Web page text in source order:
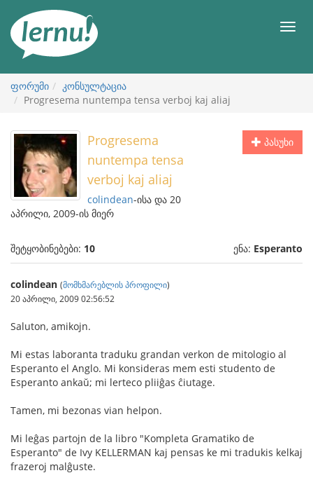
ნახვა
მენიუ
ფორუმი
კონსულტაცია
Progresema nuntempa tensa verboj kaj aliaj
პასუხი
Progresema
nuntempa tensa
verboj kaj aliaj
colindean-ისა და 20
აპრილი, 2009-ის მიერ
შეტყობინებები: 10 ენა: Esperanto
colindean (მომხმარებლის პროფილი)
20 აპრილი, 2009 02:56:52
Saluton, amikojn.
Mi estas laboranta traduku grandan verkon de mitologio al
Esperanto el Anglo. Mi konsideras mem esti studento de
Esperanto ankaŭ; mi lerteco pliiĝas ĉiutage.
Tamen, mi bezonas vian helpon.
Mi leĝas partojn de la libro "Kompleta Gramatiko de
Esperanto" de Ivy KELLERMAN kaj pensas ke mi tradukis kelkaj
frazeroj malĝuste.